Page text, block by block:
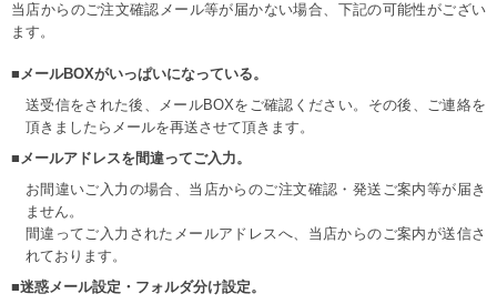
当店からのご注文確認メール等が届かない場合、下記の可能性がござい
ます。
■メールBOXがいっぱいになっている。
送受信をされた後、メールBOXをご確認ください。その後、ご連絡を
頂きましたらメールを再送させて頂きます。
■メールアドレスを間違ってご入力。
お間違いご入力の場合、当店からのご注文確認・発送ご案内等が届き
ません。
間違ってご入力されたメールアドレスへ、当店からのご案内が送信さ
れております。
■迷惑メール設定・フォルダ分け設定。